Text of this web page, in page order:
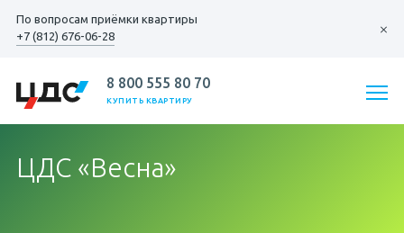
По вопросам приёмки квартиры
+7 (812) 676-06-28
8 800 555 80 70
КУПИТЬ КВАРТИРУ
ЦДС «Весна»